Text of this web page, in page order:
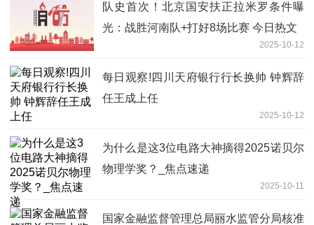
队史首次！北京国安扶正拉米罗条件曝
光：战胜河南队+打好8场比赛 今日热文
2025-10-12
每日观察!四川天府银行行长换帅 钟辉辞
任王成上任
2025-10-12
为什么是这3位电路大神摘得2025诺贝尔
物理学奖？_焦点速递
2025-10-11
国家金融监督管理总局丽水监管分局核准